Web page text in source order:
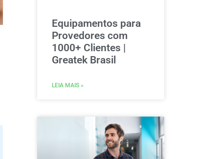
Equipamentos para
Provedores com
1000+ Clientes |
Greatek Brasil
LEIA MAIS »